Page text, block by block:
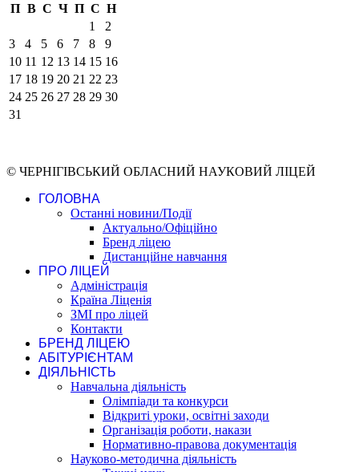
П В С Ч П С Н
1
2
3
4 5 6 7 8
9
10 11 12 13 14 15 16
17 18 19 20 21 22 23
24 25 26 27 28 29 30
31
© ЧЕРНІГІВСЬКИЙ ОБЛАСНИЙ НАУКОВИЙ ЛІЦЕЙ
ГОЛОВНА
Останні новини/Події
Актуально/Офіційно
Бренд ліцею
Дистанційне навчання
ПРО ЛІЦЕЙ
Адміністрація
Країна Ліценія
ЗМІ про ліцей
Контакти
БРЕНД ЛІЦЕЮ
АБІТУРІЄНТАМ
ДІЯЛЬНІСТЬ
Навчальна діяльність
Олімпіади та конкурси
Відкриті уроки, освітні заходи
Організація роботи, накази
Нормативно-правова документація
Науково-методична діяльність